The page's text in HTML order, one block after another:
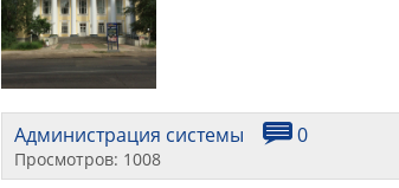
Администрация системы 0
Просмотров: 1008